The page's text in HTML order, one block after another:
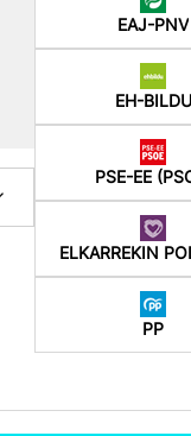
EAJ-PNV
EH-BILDU
PSE-EE
ELKARREKIN
PP